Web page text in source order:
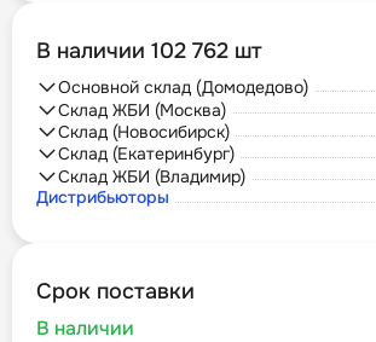
В наличии 102 762 шт
Основной склад (Домодедово)
Склад ЖБИ (Москва)
Склад (Новосибирск)
Склад (Екатеринбург)
Склад ЖБИ (Владимир)
Дистрибьюторы
Срок поставки
В наличии